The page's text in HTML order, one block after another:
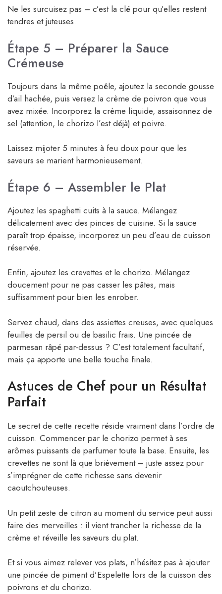
Ne les surcuisez pas – c’est la clé pour qu’elles restent
tendres et juteuses.
Étape 5 – Préparer la Sauce
Crémeuse
Toujours dans la même poêle, ajoutez la seconde gousse
d’ail hachée, puis versez la crème de poivron que vous
avez mixée. Incorporez la crème liquide, assaisonnez de
sel (attention, le chorizo l’est déjà) et poivre.
Laissez mijoter 5 minutes à feu doux pour que les
saveurs se marient harmonieusement.
Étape 6 – Assembler le Plat
Ajoutez les spaghetti cuits à la sauce. Mélangez
délicatement avec des pinces de cuisine. Si la sauce
paraît trop épaisse, incorporez un peu d’eau de cuisson
réservée.
Enfin, ajoutez les crevettes et le chorizo. Mélangez
doucement pour ne pas casser les pâtes, mais
suffisamment pour bien les enrober.
Servez chaud, dans des assiettes creuses, avec quelques
feuilles de persil ou de basilic frais. Une pincée de
parmesan râpé par-dessus ? C’est totalement facultatif,
mais ça apporte une belle touche finale.
Astuces de Chef pour un Résultat
Parfait
Le secret de cette recette réside vraiment dans l’ordre de
cuisson. Commencer par le chorizo permet à ses
arômes puissants de parfumer toute la base. Ensuite, les
crevettes ne sont là que brièvement – juste assez pour
s’imprégner de cette richesse sans devenir
caoutchouteuses.
Un petit zeste de citron au moment du service peut aussi
faire des merveilles : il vient trancher la richesse de la
crème et réveille les saveurs du plat.
Et si vous aimez relever vos plats, n’hésitez pas à ajouter
une pincée de piment d’Espelette lors de la cuisson des
poivrons et du chorizo.